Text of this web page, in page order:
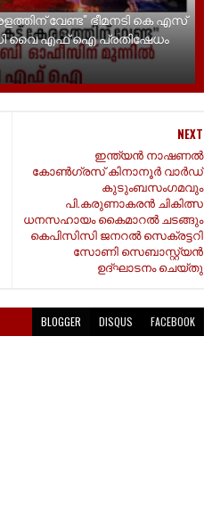
വേണ്ട" ഭീമനടി കെ എസ്
വൈ എഫ് ഐ പ്രതിഷേധം
NEXT
ഇന്ത്യൻ നാഷണൽ
കോൺഗ്രസ് കിനാനൂർ വാർഡ്
കുടുംബസംഗമവും
പി.കരുണാകരൻ ചികിത്സ
ധനസഹായം കൈമാറൽ ചടങ്ങും
കെപിസിസി ജനറൽ സെക്രട്ടറി
സോണി സെബാസ്റ്റ്യൻ
ഉദ്ഘാടനം ചെയ്തു
BLOGGER DISQUS FACEBOOK